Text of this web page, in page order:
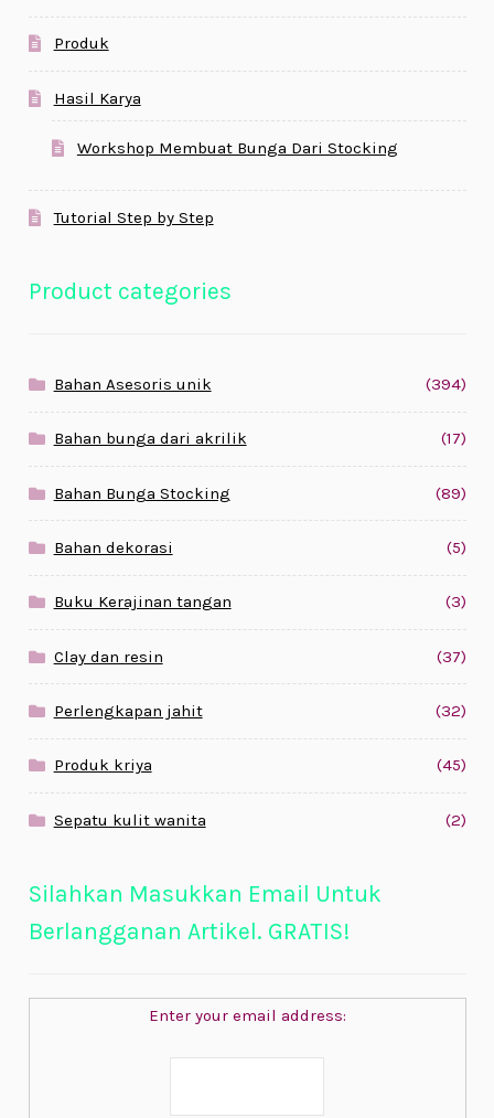
Produk
Hasil Karya
Workshop Membuat Bunga Dari Stocking
Tutorial Step by Step
Product categories
Bahan Asesoris unik (394)
Bahan bunga dari akrilik (17)
Bahan Bunga Stocking (89)
Bahan dekorasi (5)
Buku Kerajinan tangan (3)
Clay dan resin (37)
Perlengkapan jahit (32)
Produk kriya (45)
Sepatu kulit wanita (2)
Silahkan Masukkan Email Untuk
Berlangganan Artikel. GRATIS!
Enter your email address: